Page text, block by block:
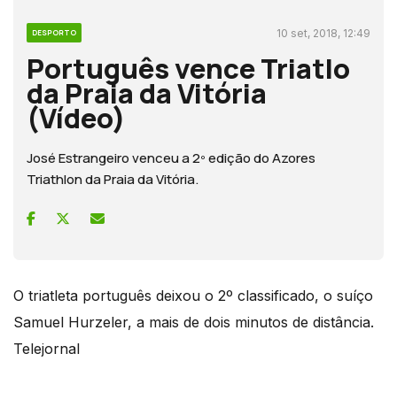
DESPORTO 10 set, 2018, 12:49
Português vence Triatlo
da Praia da Vitória
(Vídeo)
José Estrangeiro venceu a 2º edição do Azores
Triathlon da Praia da Vitória.
O triatleta português deixou o 2º classificado, o suíço
Samuel Hurzeler, a mais de dois minutos de distância.
Telejornal